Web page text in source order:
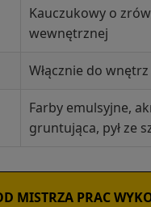
Kauczukowy o
wewnętrznej
Włącznie do
Farby emulsyjne,
gruntująca, pył ze
MISTRZA PRAC